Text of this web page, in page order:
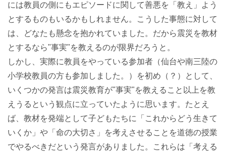
には教員の側にもエピソードに関して善悪を「教え」よう
とするものもいるかもしれません。こうした事態に対して
は、どなたも懸念を抱かれていました。だから震災を教材
とするなら"事実"を教えるのが限界だろうと。
しかし、実際に教員をやっている参加者（仙台や南三陸の
小学校教員の方も参加しました。）を初め（？）として、
いくつかの発言は震災教育が"事実"を教えること以上を教
えうるという観点に立っていたように思います。たとえ
ば、教材を発端として子どもたちに「これからどう生きて
いくか」や「命の大切さ」を考えさせることを道徳の授業
でやるべきだという発言がありました。これらは「考える